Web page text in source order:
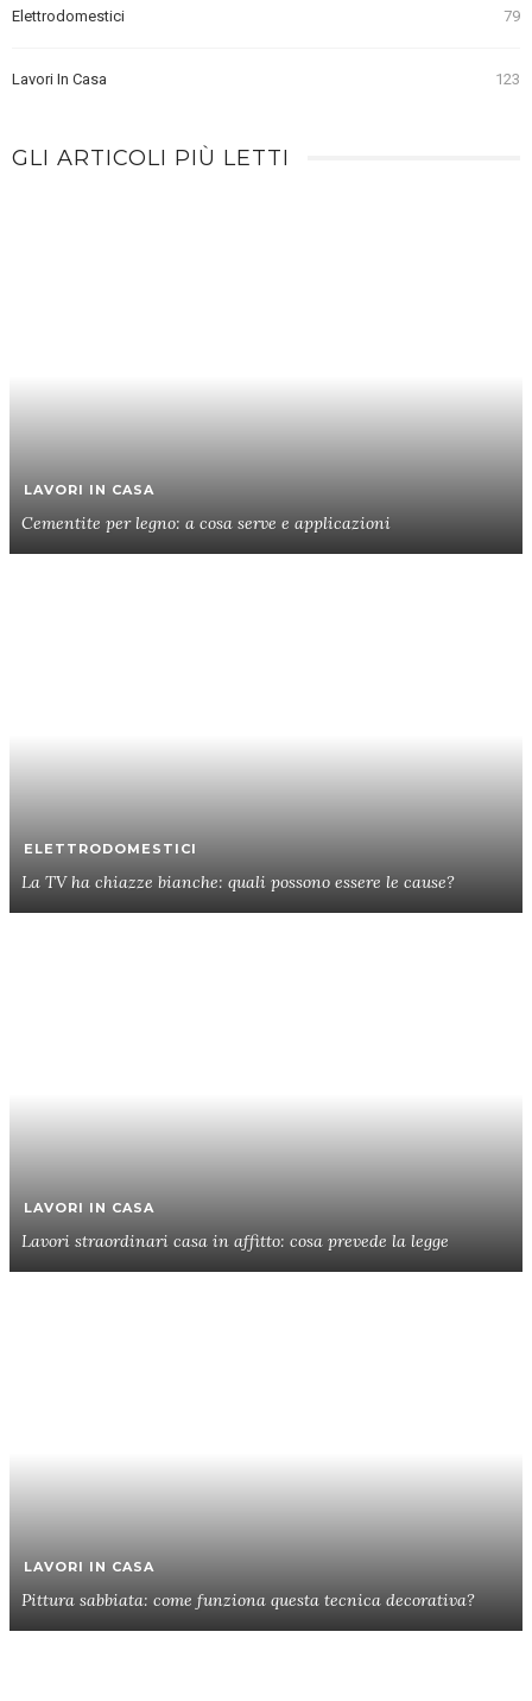
Elettrodomestici 79
Lavori In Casa 123
GLI ARTICOLI PIÙ LETTI
LAVORI IN CASA
Cementite per legno: a cosa serve e applicazioni
ELETTRODOMESTICI
La TV ha chiazze bianche: quali possono essere le cause?
LAVORI IN CASA
Lavori straordinari casa in affitto: cosa prevede la legge
LAVORI IN CASA
Pittura sabbiata: come funziona questa tecnica decorativa?